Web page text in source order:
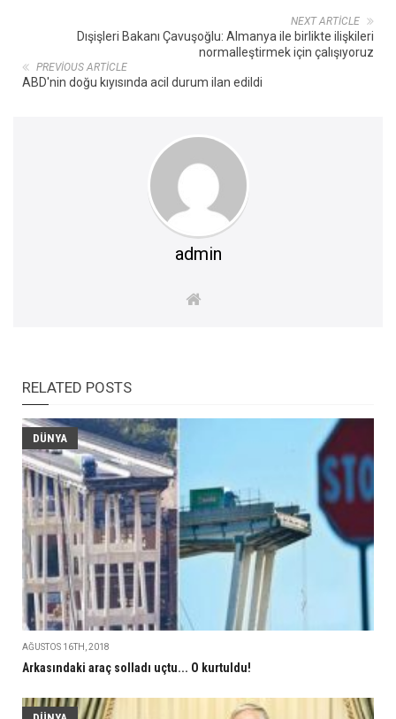
NEXT ARTICLE
Dışişleri Bakanı Çavuşoğlu: Almanya ile birlikte ilişkileri
normalleştirmek için çalışıyoruz
PREVIOUS ARTICLE
ABD'nin doğu kıyısında acil durum ilan edildi
admin
RELATED POSTS
DÜNYA
AĞUSTOS 16TH, 2018
Arkasındaki araç solladı uçtu... O kurtuldu!